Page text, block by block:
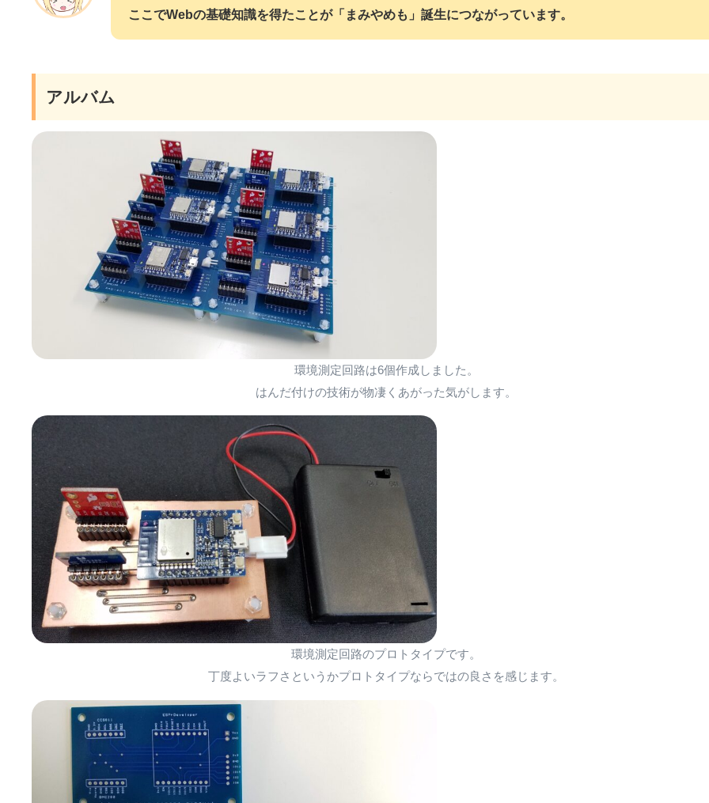
ここでWebの基礎知識を得たことが「まみやめも」誕生につながっています。
アルバム
環境測定回路は6個作成しました。
はんだ付けの技術が物凄くあがった気がします。
環境測定回路のプロトタイプです。
丁度よいラフさというかプロトタイプならではの良さを感じます。